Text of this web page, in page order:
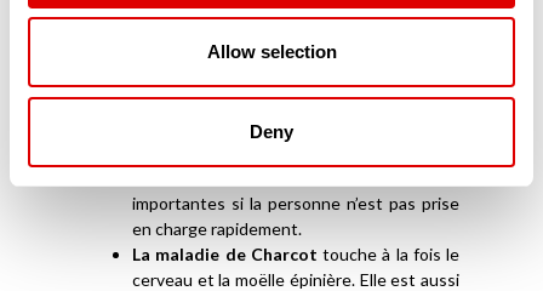
Allow selection
Deny
L’AVC (Accident Vasculaire Cérébral)
intervient lorsque le cerveau n’est plus
l’oxygène, ni les nutriments qui lui sont
nécessaires. Dès-lors, les cellules du
importantes si la personne n’est pas prise
en charge rapidement.
La maladie de Charcot touche à la fois le
cerveau et la moëlle épinière. Elle est aussi